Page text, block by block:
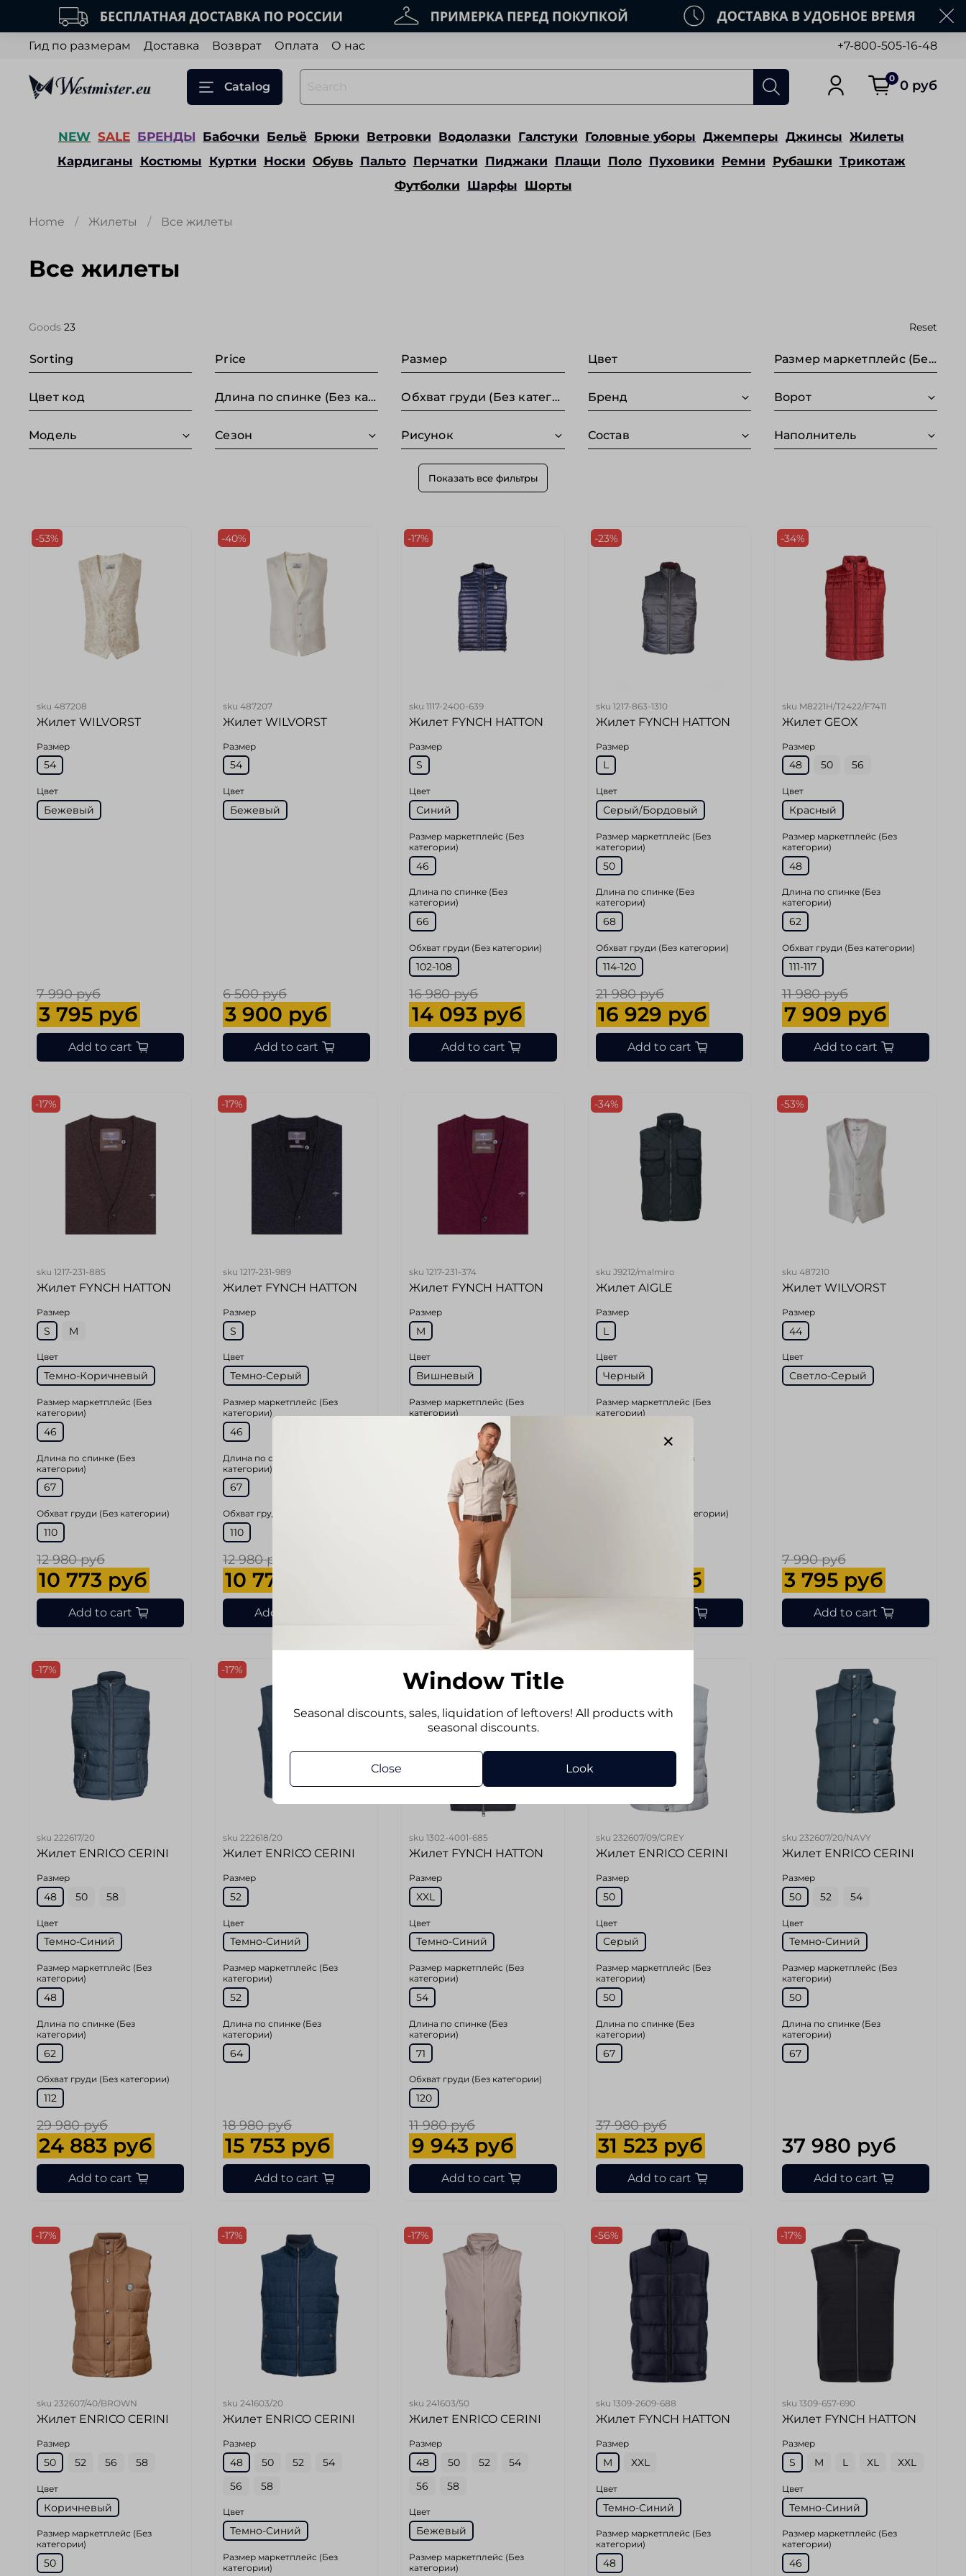
Гид по размерам Доставка Возврат Оплата О нас +7-800-505-16-48
Catalog
0 0 руб
NEW SALE БРЕНДЫ Бабочки Бельё Брюки Ветровки Водолазки Галстуки Головные уборы Джемперы Джинсы Жилеты
Кардиганы Костюмы Куртки Носки Обувь Пальто Перчатки Пиджаки Плащи Поло Пуховики Ремни Рубашки Трикотаж
Футболки Шарфы Шорты
Home Жилеты Все жилеты
Все жилеты
Goods 23 Reset
Sorting Price Размер Цвет Размер маркетплейс (Без категории)
Цвет код Длина по спинке (Без категории) Обхват груди (Без категории) Бренд Ворот
Модель Сезон Рисунок Состав Наполнитель
Показать все фильтры
-53%
sku 487208
Жилет WILVORST
Размер
54
Цвет
Бежевый
7 990 руб
3 795 руб
Add to cart
-40%
sku487207
Жилет WILVORST
Размер
54
Цвет
Бежевый
6 500 руб
3 900 руб
Add to cart
-17%
sku1117-2400-639
Жилет FYNCH HATTON
Размер
S
Цвет
Синий
Размер маркетплейс (Без
категории)
46
Длина по спинке (Без
категории)
66
Обхват груди (Без категории)
102-108
16 980 руб
14 093 руб
Add to cart
-23%
sku 1217-863-1310
Жилет FYNCH HATTON
Размер
L
Цвет
Серый/Бордовый
Размер маркетплейс (Без
категории)
50
Длина по спинке (Без
категории)
68
Обхват груди (Без категории)
114-120
21 980 руб
16 929 руб
Add to cart
-34%
sku M8221H/T2422/F7411
Жилет GEOX
Размер
48 50 56
Цвет
Красный
Размер маркетплейс (Без
категории)
48
Длина по спинке (Без
категории)
62
Обхват груди (Без категории)
111-117
11 980 руб
7 909 руб
Add to cart
-17%
sku 1217-231-885
Жилет FYNCH HATTON
Размер
S M
Цвет
Темно-Коричневый
Размер маркетплейс (Без
категории)
46
Длина по спинке (Без
категории)
67
Обхват груди (Без категории)
110
12 980 руб
10 773 руб
Add to cart
-17%
sku1217-231-989
Жилет FYNCH HATTON
Размер
S
Цвет
Темно-Серый
Размер маркетплейс (Без
категории)
46
Длина по спинке (Без
категории)
67
Обхват груди (Без категории)
110
12 980 руб
10 773 руб
Add to cart
sku1217-231-374
Жилет FYNCH HATTON
Размер
M
Цвет
Вишневый
Размер маркетплейс (Без
категории)
Длина по спинке (Без
категории)
Обхват груди (Без категории)
12 980 руб
Add to cart
-34%
sku J9212/malmiro
Жилет AIGLE
Размер
L
Цвет
Черный
Размер маркетплейс (Без
категории)
Длина по спинке (Без
Обхват груди (Без категории)
15 169 руб
-53%
sku 487210
Жилет WILVORST
Размер
44
Цвет
Светло-Серый
7 990 руб
3 795 руб
Add to cart
-17%
sku 222617/20
Жилет ENRICO CERINI
Размер
48 50 58
Цвет
Темно-Синий
Размер маркетплейс (Без
категории)
48
Длина по спинке (Без
категории)
62
Обхват груди (Без категории)
112
29 980 руб
24 883 руб
Add to cart
-17%
sku222618/20
Жилет ENRICO CERINI
Размер
52
Цвет
Темно-Синий
Размер маркетплейс (Без
категории)
52
Длина по спинке (Без
категории)
64
18 980 руб
15 753 руб
Add to cart
-17%
sku1302-4001-685
Жилет FYNCH HATTON
Размер
XXL
Цвет
Темно-Синий
Размер маркетплейс (Без
категории)
54
Длина по спинке (Без
категории)
71
Обхват груди (Без категории)
120
11 980 руб
9 943 руб
Add to cart
sku 232607/09/GREY
Жилет ENRICO CERINI
Размер
50
Цвет
Серый
Размер маркетплейс (Без
категории)
50
Длина по спинке (Без
категории)
67
37 980 руб
31 523 руб
Add to cart
sku 232607/20/NAVY
Жилет ENRICO CERINI
Размер
50 52 54
Цвет
Темно-Синий
Размер маркетплейс (Без
категории)
50
Длина по спинке (Без
категории)
67
37 980 руб
Add to cart
-17%
sku 232607/40/BROWN
Жилет ENRICO CERINI
Размер
50 52 56 58
Цвет
Коричневый
Размер маркетплейс (Без
категории)
50
-17%
sku241603/20
Жилет ENRICO CERINI
Размер
48 50 52
54
56
58
Цвет
Темно-Синий
Размер маркетплейс (Без
категории)
-17%
sku241603/50
Жилет ENRICO CERINI
Размер
48 50 52
54
56
58
Цвет
Бежевый
Размер маркетплейс (Без
категории)
-56%
sku 1309-2609-688
Жилет FYNCH HATTON
Размер
M XXL
Цвет
Темно-Синий
Размер маркетплейс (Без
категории)
48
-17%
sku 1309-657-690
Жилет FYNCH HATTON
Размер
S M L XL XXL
Цвет
Темно-Синий
Размер маркетплейс (Без
категории)
46
Window Title
Seasonal discounts, sales, liquidation of leftovers! All products with
seasonal discounts.
Close Look